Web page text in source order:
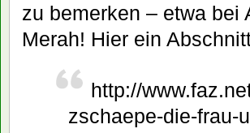
zu bemerken – etwa bei
Merah! Hier ein
http://
zschaepe-die-frau-